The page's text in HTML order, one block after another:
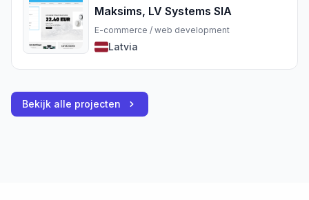
Maksims, LV Systems SIA
E-commerce / web development
Latvia
Bekijk alle projecten